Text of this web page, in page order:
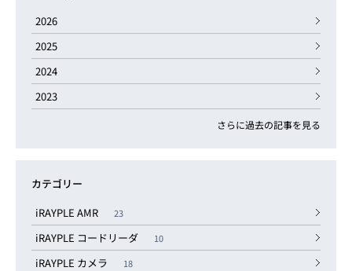
2026
2025
2024
2023
さらに過去の記事を見る
カテゴリー
iRAYPLE AMR
23
iRAYPLE コードリーダ 10
iRAYPLE カメラ 18